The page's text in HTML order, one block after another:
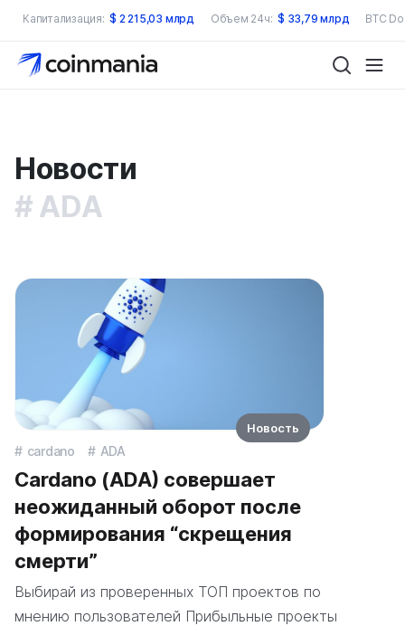
Капитализация: $ 2 215,03 млрд Объем 24ч: $ 33,79 млрд BTC
Новости
ADA
cardano ADA
Cardano (ADA) совершает
неожиданный оборот после
формирования “скрещения
смерти”
Выбирай из проверенных ТОП проектов по
мнению пользователей Прибыльные проекты
Новость